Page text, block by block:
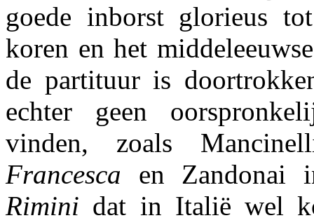
goede inborst glorieus
koren en het
de partituur is
echter geen
vinden, zoals
Francesca en
Rimini dat in Italië wel